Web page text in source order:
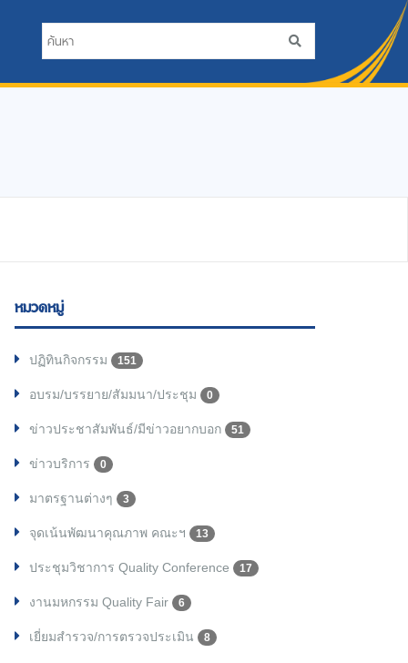
หมวดหมู่
ปฏิทินกิจกรรม 151
อบรม/บรรยาย/สัมมนา/ประชุม 0
ข่าวประชาสัมพันธ์/มีข่าวอยากบอก 51
ข่าวบริการ 0
มาตรฐานต่างๆ 3
จุดเน้นพัฒนาคุณภาพ คณะฯ 13
ประชุมวิชาการ Quality Conference 17
งานมหกรรม Quality Fair 6
เยี่ยมสำรวจ/การตรวจประเมิน 8